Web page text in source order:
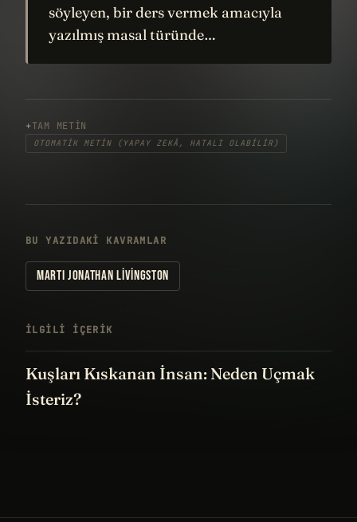
söyleyen, bir ders vermek amacıyla
yazılmış masal türünde…
TAM METIN
OTOMATIK METIN (YAPAY ZEKÂ, HATALI OLABILIR)
BU YAZIDAKI KAVRAMLAR
MARTI JONATHAN LIVINGSTON
İLGILI IÇERIK
Kuşları Kıskanan İnsan: Neden Uçmak
İsteriz?